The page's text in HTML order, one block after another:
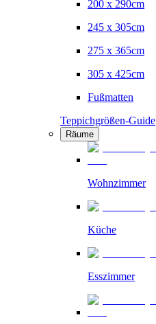
200 x 290cm
245 x 305cm
275 x 365cm
305 x 425cm
Fußmatten
Teppichgrößen-Guide
Räume
Wohnzimmer
Küche
Esszimmer